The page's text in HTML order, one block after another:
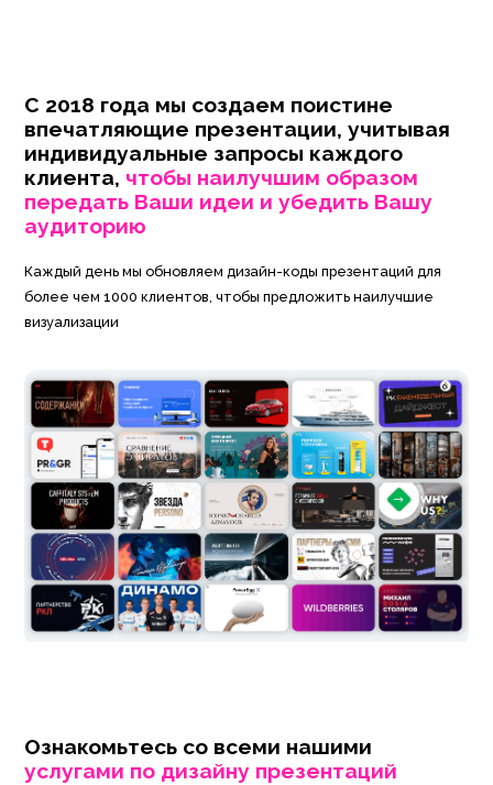
С 2018 года мы создаем поистине
впечатляющие презентации, учитывая
индивидуальные запросы каждого
клиента, чтобы наилучшим образом
передать Ваши идеи и убедить Вашу
аудиторию
Каждый день мы обновляем дизайн-коды презентаций для
более чем 1000 клиентов, чтобы предложить наилучшие
визуализации
Ознакомьтесь со всеми нашими
услугами по дизайну презентаций